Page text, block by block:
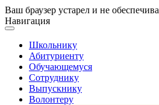
Ваш браузер устарел и не
Навигация
Школьнику
Абитуриенту
Обучающемуся
Сотруднику
Выпускнику
Волонтеру